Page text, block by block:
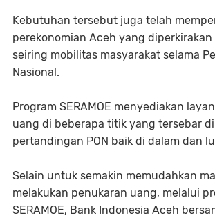
Kebutuhan tersebut juga telah
perekonomian Aceh yang
seiring mobilitas masyarakat selama
Nasional.
Program SERAMOE menyediakan
uang di beberapa titik yang tersebar
pertandingan PON baik di dalam dan
Selain untuk semakin memudahkan
melakukan penukaran uang, melalui
SERAMOE, Bank Indonesia Aceh